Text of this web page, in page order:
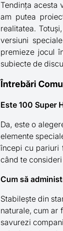
Tendința acesta
am putea
realitatea.
versiuni
premieze jocul
subiecte de
Întrebări
Este 100 Super
Da, este o
elemente
începi cu pariuri
când te
Cum să
Stabilește din
naturale, cum ar
savurezi